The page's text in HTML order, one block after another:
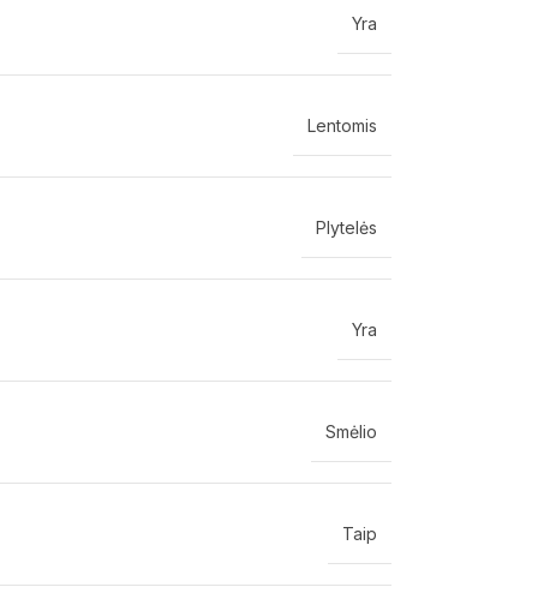
Yra
Lentomis
Plytelės
Yra
Smėlio
Taip